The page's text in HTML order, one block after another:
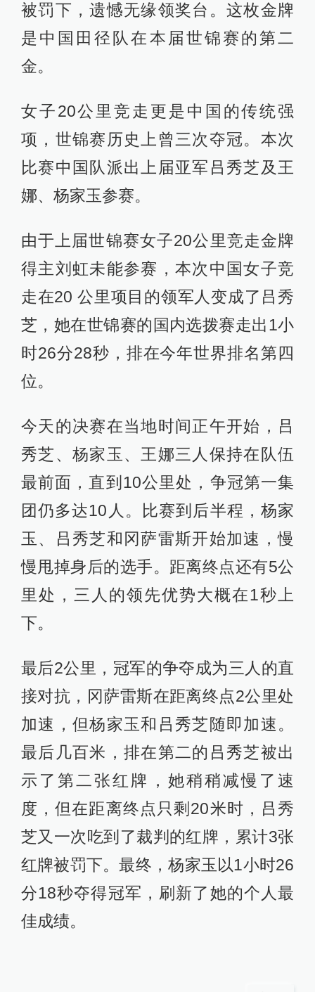
被罚下，遗憾无缘领奖台。这枚金牌
是中国田径队在本届世锦赛的第二
金。
女子20公里竞走更是中国的传统强
项，世锦赛历史上曾三次夺冠。本次
比赛中国队派出上届亚军吕秀芝及王
娜、杨家玉参赛。
由于上届世锦赛女子20公里竞走金牌
得主刘虹未能参赛，本次中国女子竞
走在20 公里项目的领军人变成了吕秀
芝，她在世锦赛的国内选拨赛走出1小
时26分28秒，排在今年世界排名第四
位。
今天的决赛在当地时间正午开始，吕
秀芝、杨家玉、王娜三人保持在队伍
最前面，直到10公里处，争冠第一集
团仍多达10人。比赛到后半程，杨家
玉、吕秀芝和冈萨雷斯开始加速，慢
慢甩掉身后的选手。距离终点还有5公
里处，三人的领先优势大概在1秒上
下。
最后2公里，冠军的争夺成为三人的直
接对抗，冈萨雷斯在距离终点2公里处
加速，但杨家玉和吕秀芝随即加速。
最后几百米，排在第二的吕秀芝被出
示了第二张红牌，她稍稍减慢了速
度，但在距离终点只剩20米时，吕秀
芝又一次吃到了裁判的红牌，累计3张
红牌被罚下。最终，杨家玉以1小时26
分18秒夺得冠军，刷新了她的个人最
佳成绩。